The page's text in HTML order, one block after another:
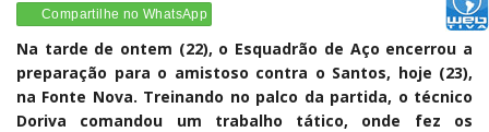
Compartilhe no WhatsApp
Na tarde de ontem (22), o Esquadrão de Aço encerrou a
preparação para o amistoso contra o Santos, hoje (23),
na Fonte Nova. Treinando no palco da partida, o técnico
Doriva comandou um trabalho tático, onde fez os